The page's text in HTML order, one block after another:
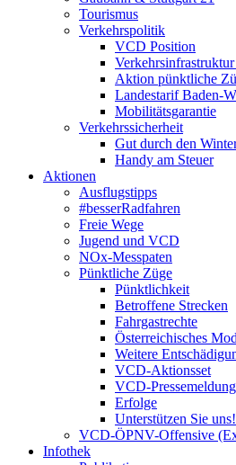
Tourismus
Verkehrspolitik
VCD Position
Aktion pünktliche
Landestarif Baden-
Mobilitätsgarantie
Verkehrssicherheit
Gut durch den
Handy am Steuer
Aktionen
Ausflugstipps
#besserRadfahren
Freie Wege
Jugend und VCD
NOx-Messpaten
Pünktliche Züge
Pünktlichkeit
Betroffene Strecken
Fahrgastrechte
Österreichisches
Weitere
VCD-Aktionsset
VCD-
Erfolge
Unterstützen Sie uns!
VCD-ÖPNV-Offensive
Infothek